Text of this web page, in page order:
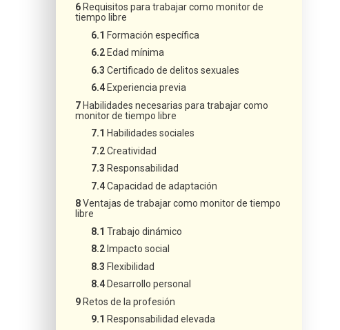
Requisitos para trabajar como monitor de
tiempo libre
Formación específica
Edad mínima
Certificado de delitos sexuales
Experiencia previa
Habilidades necesarias para trabajar como
monitor de tiempo libre
Habilidades sociales
Creatividad
Responsabilidad
Capacidad de adaptación
Ventajas de trabajar como monitor de tiempo
libre
Trabajo dinámico
Impacto social
Flexibilidad
Desarrollo personal
Retos de la profesión
Responsabilidad elevada